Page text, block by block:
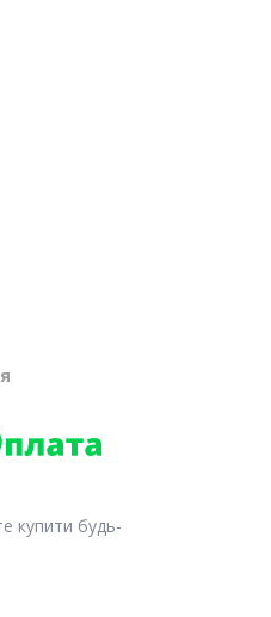
купити будь-